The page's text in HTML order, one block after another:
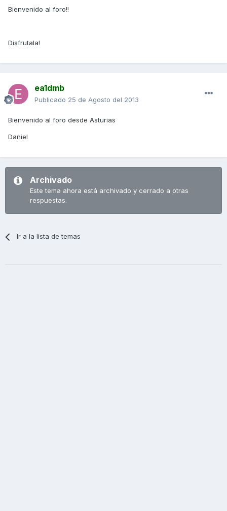
Bienvenido al foro!!
Disfrutala!
ea1dmb
Publicado 25 de Agosto del 2013
Bienvenido al foro desde Asturias
Daniel
Archivado
Este tema ahora está archivado y cerrado a otras
respuestas.
Ir a la lista de temas